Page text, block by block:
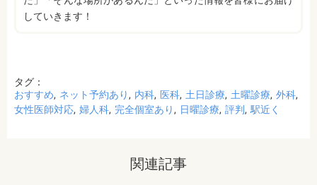
していきます！
タグ：
おすすめ
ネット予約あり 内科 医科 土日診療 土曜診療 外科
女性医師対応 婦人科 完全個室あり 日曜診療 評判 駅近く
関連記事